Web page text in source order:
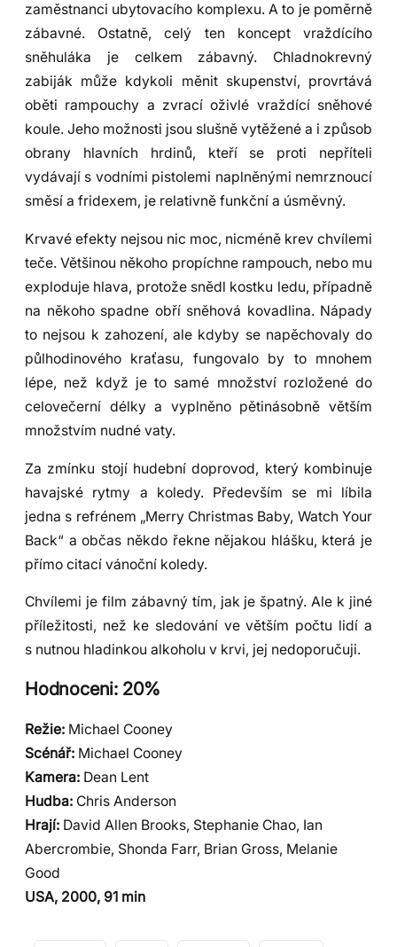
zaměstnanci ubytovacího komplexu. A to je poměrně
zábavné. Ostatně, celý ten koncept vraždícího
sněhuláka je celkem zábavný. Chladnokrevný
zabiják může kdykoli měnit skupenství, provrtává
oběti rampouchy a zvrací oživlé vraždící sněhové
koule. Jeho možnosti jsou slušně vytěžené a i způsob
obrany hlavních hrdinů, kteří se proti nepříteli
vydávají s vodními pistolemi naplněnými nemrznoucí
směsí a fridexem, je relativně funkční a úsměvný.
Krvavé efekty nejsou nic moc, nicméně krev chvílemi
teče. Většinou někoho propíchne rampouch, nebo mu
exploduje hlava, protože snědl kostku ledu, případně
na někoho spadne obří sněhová kovadlina. Nápady
to nejsou k zahození, ale kdyby se napěchovaly do
půlhodinového kraťasu, fungovalo by to mnohem
lépe, než když je to samé množství rozložené do
celovečerní délky a vyplněno pětinásobně větším
množstvím nudné vaty.
Za zmínku stojí hudební doprovod, který kombinuje
havajské rytmy a koledy. Především se mi líbila
jedna s refrénem „Merry Christmas Baby, Watch Your
Back“ a občas někdo řekne nějakou hlášku, která je
přímo citací vánoční koledy.
Chvílemi je film zábavný tím, jak je špatný. Ale k jiné
příležitosti, než ke sledování ve větším počtu lidí a
s nutnou hladinkou alkoholu v krvi, jej nedoporučuji.
Hodnoceni: 20%
Režie: Michael Cooney
Scénář: Michael Cooney
Kamera: Dean Lent
Hudba: Chris Anderson
Hrají: David Allen Brooks, Stephanie Chao, Ian
Abercrombie, Shonda Farr, Brian Gross, Melanie
Good
USA, 2000, 91 min